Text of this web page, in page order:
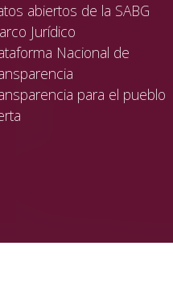
abiertos de la SABG
Jurídico
Nacional de
para el pueblo